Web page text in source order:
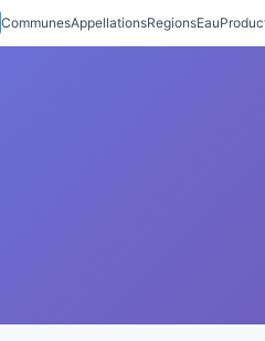
CommunesAppellationsRegionsEau